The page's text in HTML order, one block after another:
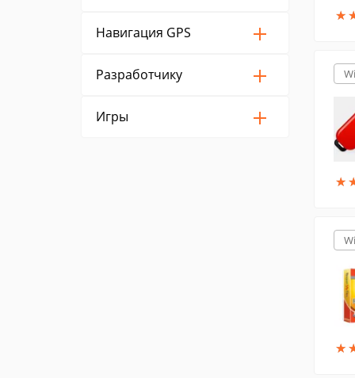
Навигация GPS
Разработчику
Игры
★
★
★
★
★
★